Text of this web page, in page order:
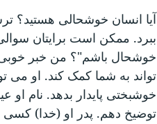
آیا انسان خوشحالی هستید؟
ببرد. ممکن است برایتان
خوشحال باشم"؟ من خبر
تواند به شما کمک کند. او می
خوشبختی پایدار بدهد. نام
توضیخ دهم. پدر او (خدا)